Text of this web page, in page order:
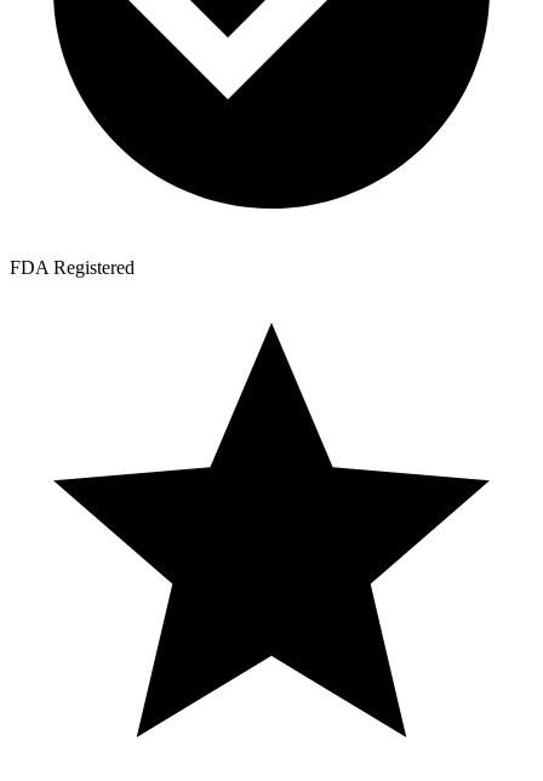
FDA Registered